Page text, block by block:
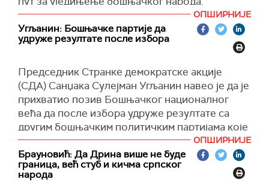
окупљају најталентованији, најпаметнији људи
нашег друштва. Они стварају 10 милијарди
евра годишње, од којих само два завршавају у
Србији, а осталих осам у пореским рајевима,
од Ирске преко Малте, Дубаја, Естоније",
рекао је Јовановић у видеу који је објавио у
склопу изборне кампање, на фестивалу сајму
гејминга и поп културе одржаном на
Београдском сајму.
Истакао да Бошњаци више себи не смеју
дозволити уситњавање преко великог броја
изборних листа.
ОПШИРНИЈЕ
Угљанин: Бошњачке партије да
удруже резултате после избора
Председник Странке демократске акције
(СДА) Санџака Сулејман Угљанин навео је да је
прихватио позив Бошњачког националног
већа да после избора удруже резултате са
другим бошњачким политичким партијама које
су, како се наводи у саопштењу СДА, "спремне
да задрже гласове у Санџаку".
"Сматрамо да само заједно можемо заступати
ОПШИРНИЈЕ
Брауновић: Да Дрина више не буде
граница, већ стуб и кичма српског
народа